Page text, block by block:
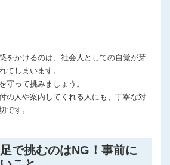
をかけるのは、社会人としての自覚が芽
てしまいます。
守って挑みましょう。
の人や案内してくれる人にも、丁寧な対
です。
で挑むのはNG！事前に